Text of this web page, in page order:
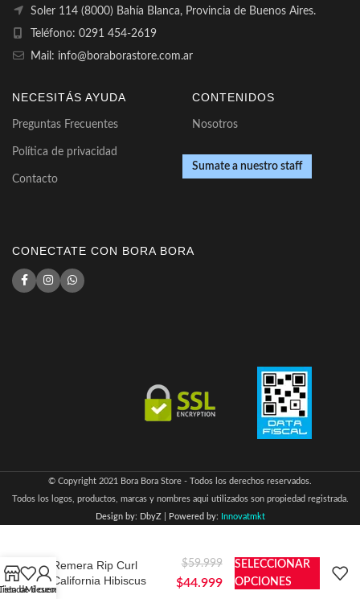
Soler 114 (8000) Bahía Blanca, Provincia de Buenos Aires.
Teléfono: 0291 454-2619
Mail: info@boraborastore.com.ar
NECESITÁS AYUDA
Preguntas Frecuentes
Política de privacidad
Contacto
CONTENIDOS
Nosotros
Sumate a nuestro staff
CONECTATE CON BORA BORA
© Copyright 2021 Bora Bora Store - Todos los derechos reservados.
Todos los logos, productos, marcas y nombres aqui utilizados son propiedad registrada.
Design by: DbyZ| Powered by: Innovatmkt
Remera Rip Curl
California Hibiscus
$59.999
$44.999
SELECCIONAR
OPCIONES
de deseos
Mi cuenta